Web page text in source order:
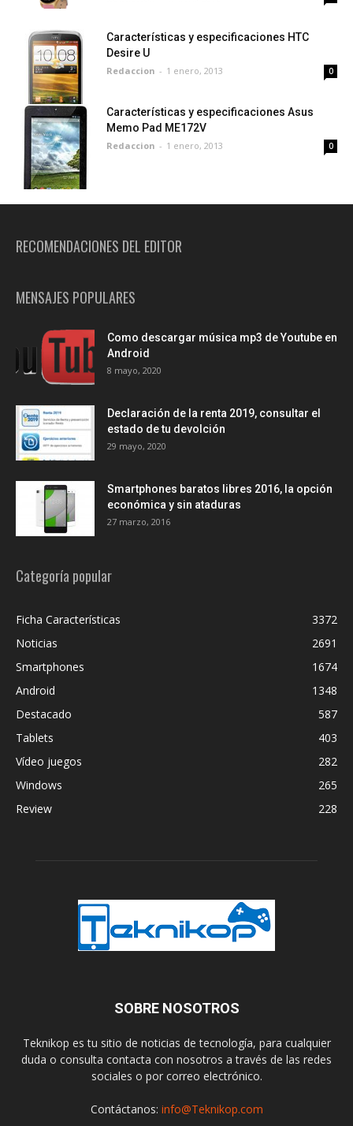
Características y especificaciones HTC
Desire U
Redaccion - 1 enero, 2013 0
Características y especificaciones Asus
Memo Pad ME172V
Redaccion - 1 enero, 2013 0
RECOMENDACIONES DEL EDITOR
MENSAJES POPULARES
Como descargar música mp3 de Youtube en
Android
8 mayo, 2020
Declaración de la renta 2019, consultar el
estado de tu devolción
29 mayo, 2020
Smartphones baratos libres 2016, la opción
económica y sin ataduras
27 marzo, 2016
Categoría popular
Ficha Características
3372
Noticias
2691
Smartphones
1674
Android
1348
Destacado
587
Tablets
403
Vídeo juegos
282
Windows
265
Review
228
SOBRE NOSOTROS
Teknikop es tu sitio de noticias de tecnología, para cualquier
duda o consulta contacta con nosotros a través de las redes
sociales o por correo electrónico.
Contáctanos: info@Teknikop.com